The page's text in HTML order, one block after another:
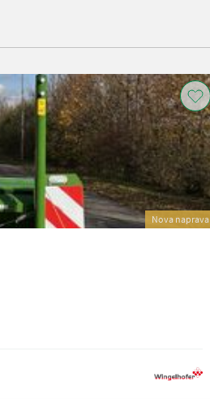
Nova naprava